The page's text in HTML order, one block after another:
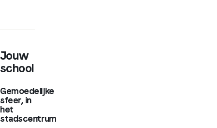
Jouw
school
Gemoedelijke
sfeer, in
het
stadscentrum